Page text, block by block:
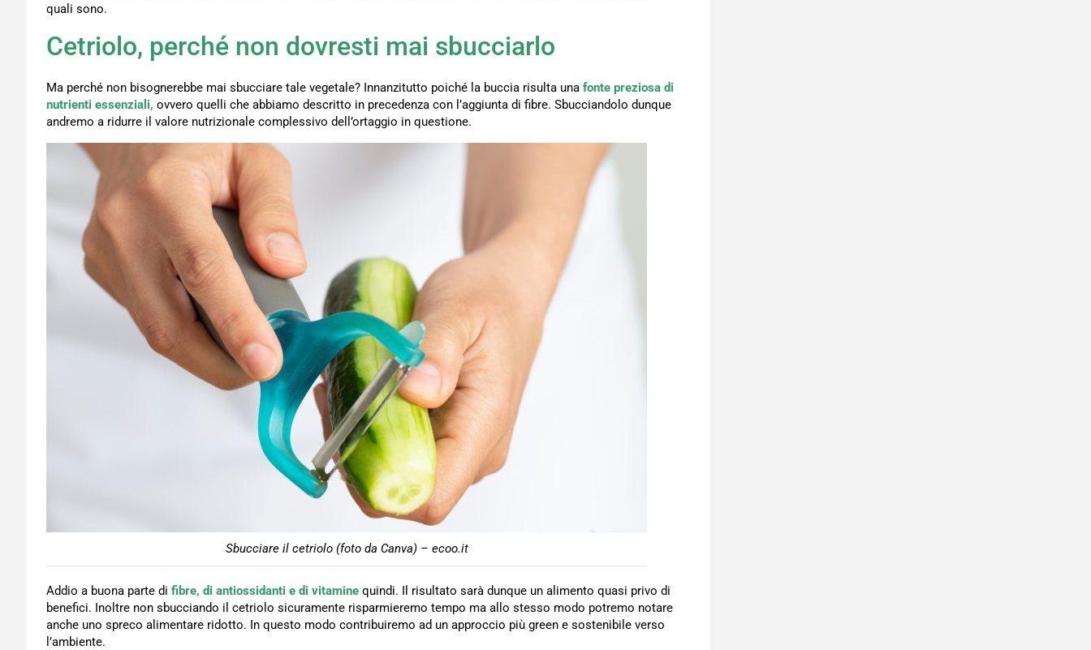
quali sono.
Cetriolo, perché non dovresti mai sbucciarlo
Ma perché non bisognerebbe mai sbucciare tale vegetale? Innanzitutto poiché la buccia risulta una fonte preziosa di
nutrienti essenziali, ovvero quelli che abbiamo descritto in precedenza con l’aggiunta di fibre. Sbucciandolo dunque
andremo a ridurre il valore nutrizionale complessivo dell’ortaggio in questione.
Sbucciare il cetriolo (foto da Canva) – ecoo.it
Addio a buona parte di fibre, di antiossidanti e di vitamine quindi. Il risultato sarà dunque un alimento quasi privo di
benefici. Inoltre non sbucciando il cetriolo sicuramente risparmieremo tempo ma allo stesso modo potremo notare
anche uno spreco alimentare ridotto. In questo modo contribuiremo ad un approccio più green e sostenibile verso
l’ambiente.